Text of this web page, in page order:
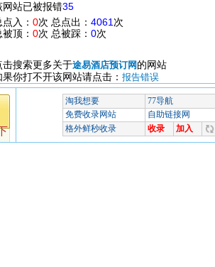
网站已被报错35
点入： 0次 总点出： 4061 次
被顶： 0次 总被踩： 0次
击搜索更多关于途易酒店预订网 的网站
果你打不开该网站请点击： 报告错误